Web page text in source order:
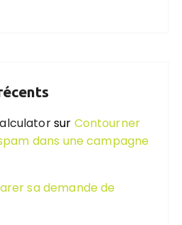
sur Contourner
dans une campagne
sa demande de